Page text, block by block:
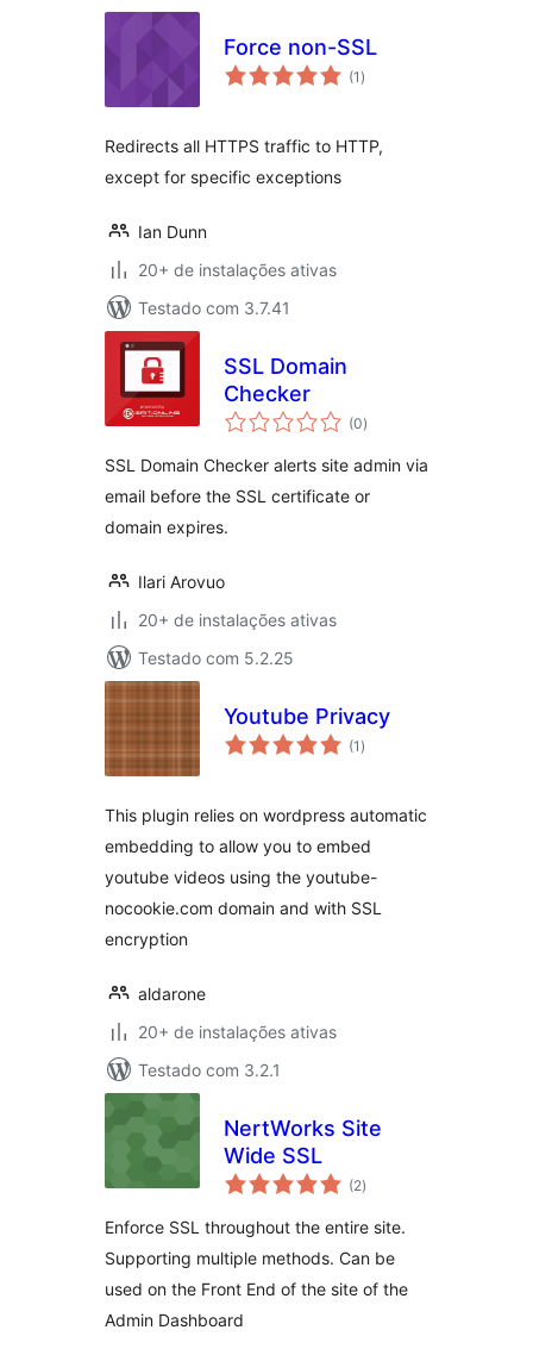
Force non-SSL
(1 total
de
)
Redirects all HTTPS traffic to HTTP,
except for specific exceptions
Ian Dunn
20+ de instalações ativas
Testado com 3.7.41
SSL Domain
Checker
(0total
de
)
SSL Domain Checker alerts site admin via
email before the SSL certificate or
domain expires.
Ilari Arovuo
20+ de instalações ativas
Testado com 5.2.25
Youtube Privacy
(1 total
de
)
This plugin relies on wordpress automatic
embedding to allow you to embed
youtube videos using the youtube-
nocookie.com domain and with SSL
encryption
aldarone
20+ de instalações ativas
Testado com 3.2.1
NertWorks Site
Wide SSL
(2total
de
)
Enforce SSL throughout the entire site.
Supporting multiple methods. Can be
used on the Front End of the site of the
Admin Dashboard